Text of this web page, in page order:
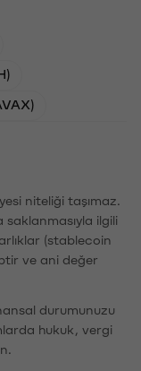
niteliği taşımaz.
saklanmasıyla ilgili
(stablecoin
ve ani değer
durumunuzu
hukuk, vergi